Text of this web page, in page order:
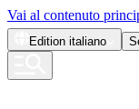
Vai al contenuto
Edition italiano